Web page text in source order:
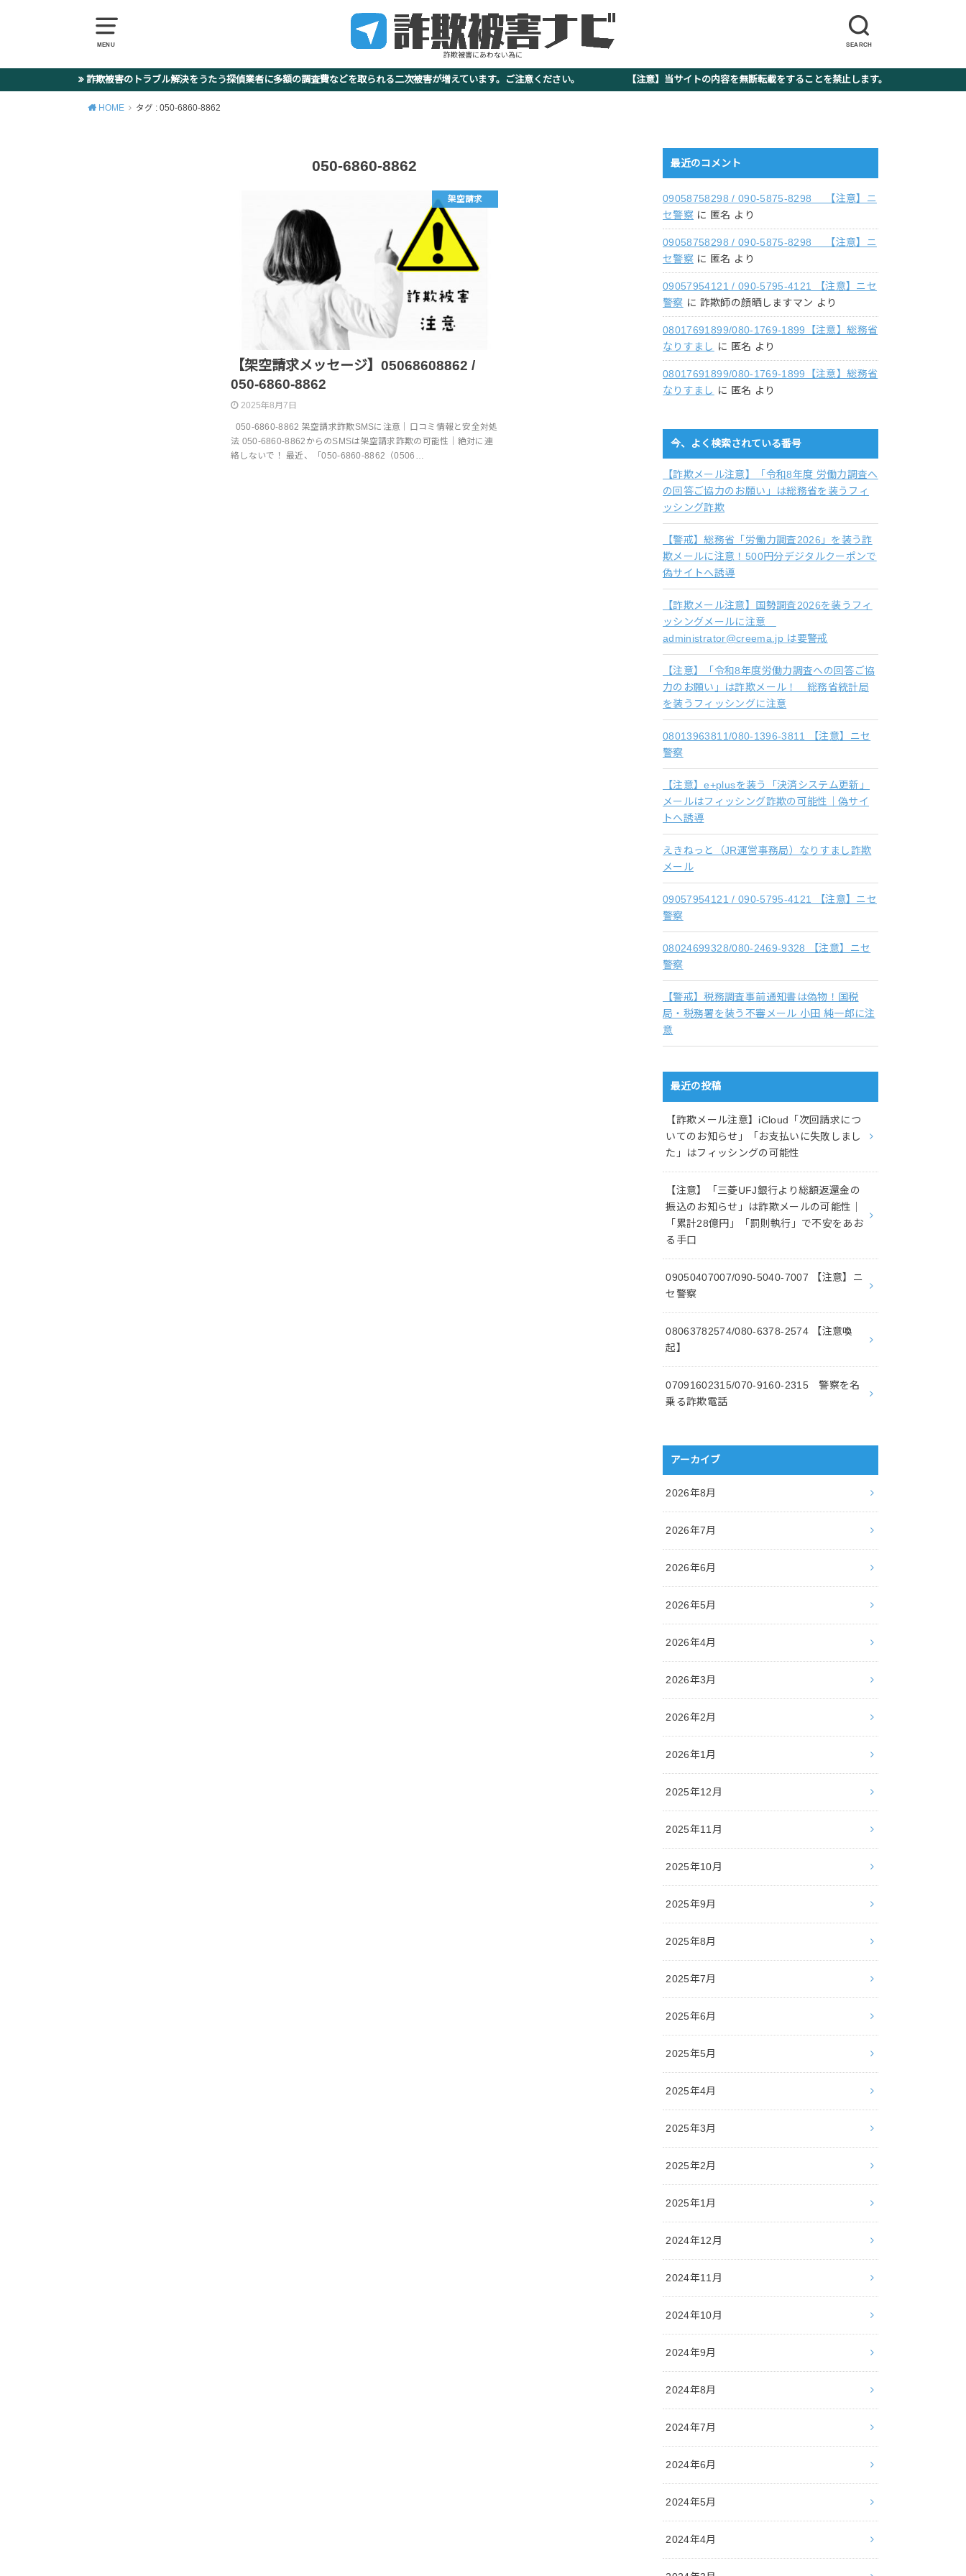
MENU SEARCH
詐欺被害にあわない為に
詐欺被害のトラブル解決をうたう探偵業者に多額の調査費などを取られる二次被害が増えています。ご注意ください。 【注意】当サイトの内容を無断転載をすることを禁止します。
HOME タグ : 050-6860-8862
050-6860-8862
架空請求
【架空請求メッセージ】05068608862 /
050-6860-8862
2025年8月7日
050-6860-8862 架空請求詐欺SMSに注意｜口コミ情報と安全対処
法 050-6860-8862からのSMSは架空請求詐欺の可能性｜絶対に連
絡しないで！ 最近、「050-6860-8862（0506…
最近のコメント
09058758298 / 090-5875-8298 【注意】ニ
セ警察 に 匿名 より
09058758298 / 090-5875-8298 【注意】ニ
セ警察 に 匿名 より
09057954121 / 090-5795-4121 【注意】ニセ
警察 に 詐欺師の顔晒しますマン より
08017691899/080-1769-1899【注意】総務省
なりすまし に 匿名 より
08017691899/080-1769-1899【注意】総務省
なりすまし に 匿名 より
今、よく検索されている番号
【詐欺メール注意】「令和8年度 労働力調査へ
の回答ご協力のお願い」は総務省を装うフィ
ッシング詐欺
【警戒】総務省「労働力調査2026」を装う詐
欺メールに注意！500円分デジタルクーポンで
偽サイトへ誘導
【詐欺メール注意】国勢調査2026を装うフィ
ッシングメールに注意
administrator@creema.jp は要警戒
【注意】「令和8年度労働力調査への回答ご協
力のお願い」は詐欺メール！ 総務省統計局
を装うフィッシングに注意
08013963811/080-1396-3811 【注意】ニセ
警察
【注意】e+plusを装う「決済システム更新」
メールはフィッシング詐欺の可能性｜偽サイ
トへ誘導
えきねっと（JR運営事務局）なりすまし詐欺
メール
09057954121 / 090-5795-4121 【注意】ニセ
警察
08024699328/080-2469-9328 【注意】ニセ
警察
【警戒】税務調査事前通知書は偽物！国税
局・税務署を装う不審メール 小田 純一郎に注
意
最近の投稿
【詐欺メール注意】iCloud「次回請求につ
いてのお知らせ」「お支払いに失敗しまし
た」はフィッシングの可能性
【注意】「三菱UFJ銀行より総額返還金の
振込のお知らせ」は詐欺メールの可能性｜
「累計28億円」「罰則執行」で不安をあお
る手口
09050407007/090-5040-7007 【注意】ニ
セ警察
08063782574/080-6378-2574 【注意喚
起】
07091602315/070-9160-2315 警察を名
乗る詐欺電話
アーカイブ
2026年8月
2026年7月
2026年6月
2026年5月
2026年4月
2026年3月
2026年2月
2026年1月
2025年12月
2025年11月
2025年10月
2025年9月
2025年8月
2025年7月
2025年6月
2025年5月
2025年4月
2025年3月
2025年2月
2025年1月
2024年12月
2024年11月
2024年10月
2024年9月
2024年8月
2024年7月
2024年6月
2024年5月
2024年4月